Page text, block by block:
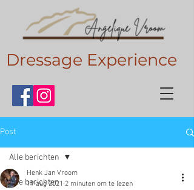
Dressage Experience
Post
Alle berichten
Alle berichten
Henk Jan Vroom
19 aug 2021 2 minuten om te lezen